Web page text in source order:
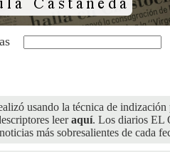
usando la técnica de
leeraquí. Los diarios EL
más sobresalientes de cada